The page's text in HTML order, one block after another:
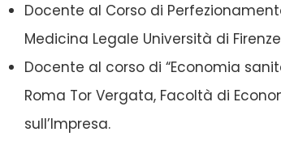
Docente al Corso di
Medicina Legale Università di
Docente al corso di “Economia
Roma Tor Vergata, Facoltà di
sull’Impresa.